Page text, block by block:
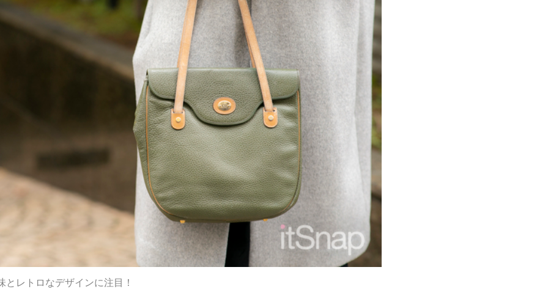
とレトロなデザインに注目！